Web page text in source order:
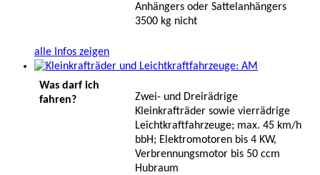
Anhängers oder Sattelanhängers
3500 kg nicht
alle Infos zeigen
Was darf ich
fahren?
Zwei- und Dreirädrige
Kleinkrafträder sowie vierrädrige
Leichtkraftfahrzeuge; max. 45 km/h
bbH; Elektromotoren bis 4 KW,
Verbrennungsmotor bis 50 ccm
Hubraum